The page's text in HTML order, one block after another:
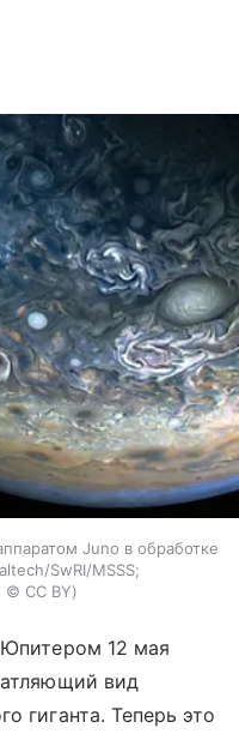
Juno в обработке
SwRI/MSSS;
© CC BY
12 мая
вид
гиганта. Теперь это